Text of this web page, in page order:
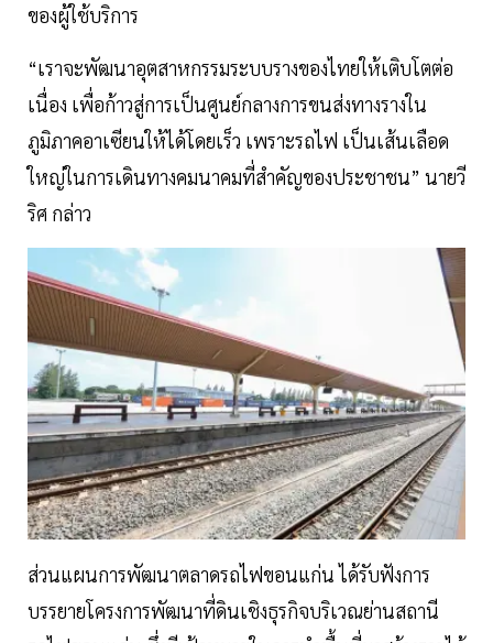
ของผู้ใช้บริการ
“เราจะพัฒนาอุตสาหกรรมระบบรางของไทยให้เติบโตต่อ
เนื่อง เพื่อก้าวสู่การเป็นศูนย์กลางการขนส่งทางรางใน
ภูมิภาคอาเซียนให้ได้โดยเร็ว เพราะรถไฟ เป็นเส้นเลือด
ใหญ่ในการเดินทางคมนาคมที่สำคัญของประชาชน” นายวี
ริศ กล่าว
ส่วนแผนการพัฒนาตลาดรถไฟขอนแก่น ได้รับฟังการ
บรรยายโครงการพัฒนาที่ดินเชิงธุรกิจบริเวณย่านสถานี